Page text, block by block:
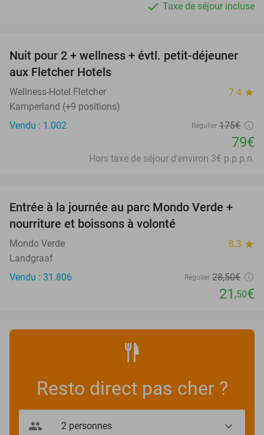
Taxe de séjour incluse
55%
Nuit pour 2 + wellness + évtl. petit-déjeuner
aux Fletcher Hotels
Wellness-Hotel Fletcher 7.4 star
Kamperland (+9 positions)
Vendu : 1.002
Régulier 175€
79€
Hors taxe de séjour d'environ 3€ p.p.p.n.
25%
Entrée à la journée au parc Mondo Verde +
nourriture et boissons à volonté
Mondo Verde 8.3 star
Landgraaf
Vendu : 31.806
Régulier 28,50€
21 ,50€
Resto direct pas cher ?